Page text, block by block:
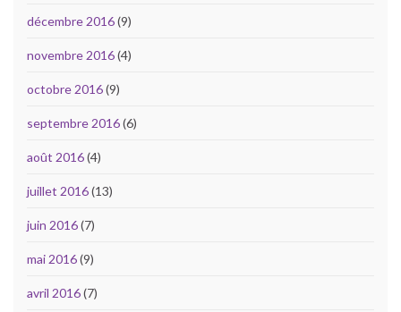
décembre 2016(9)
novembre 2016(4)
octobre 2016(9)
septembre 2016(6)
août 2016(4)
juillet 2016(13)
juin 2016(7)
mai 2016(9)
avril 2016(7)